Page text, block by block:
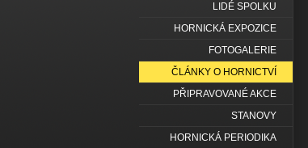
LIDÉ SPOLKU
HORNICKÁ EXPOZICE
FOTOGALERIE
ČLÁNKY O HORNICTVÍ
PŘIPRAVOVANÉ AKCE
STANOVY
HORNICKÁ PERIODIKA